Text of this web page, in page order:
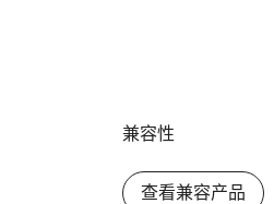
兼容性
查看兼容产品